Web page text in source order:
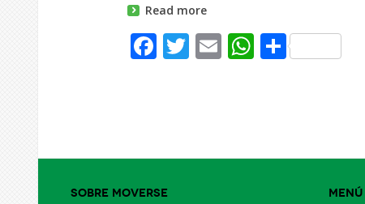
Read more
Facebook
Twitter
EmailWhatsApp
Share
Sobre Moverse Menú